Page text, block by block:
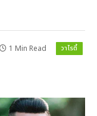
1 Min Read วาไรตี้